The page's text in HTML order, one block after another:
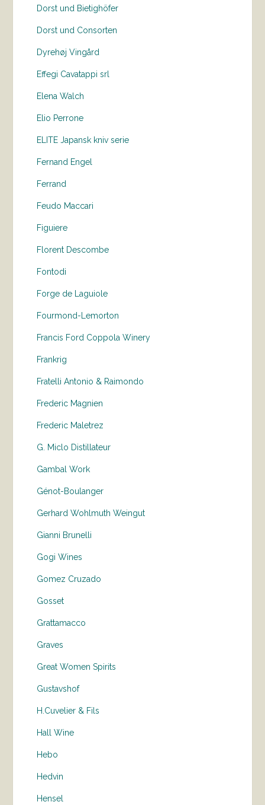
Dorst und Bietighöfer
Dorst und Consorten
Dyrehøj Vingård
Effegi Cavatappi srl
Elena Walch
Elio Perrone
ELITE Japansk kniv serie
Fernand Engel
Ferrand
Feudo Maccari
Figuiere
Florent Descombe
Fontodi
Forge de Laguiole
Fourmond-Lemorton
Francis Ford Coppola Winery
Frankrig
Fratelli Antonio & Raimondo
Frederic Magnien
Frederic Maletrez
G. Miclo Distillateur
Gambal Work
Génot-Boulanger
Gerhard Wohlmuth Weingut
Gianni Brunelli
Gogi Wines
Gomez Cruzado
Gosset
Grattamacco
Graves
Great Women Spirits
Gustavshof
H.Cuvelier & Fils
Hall Wine
Hebo
Hedvin
Hensel